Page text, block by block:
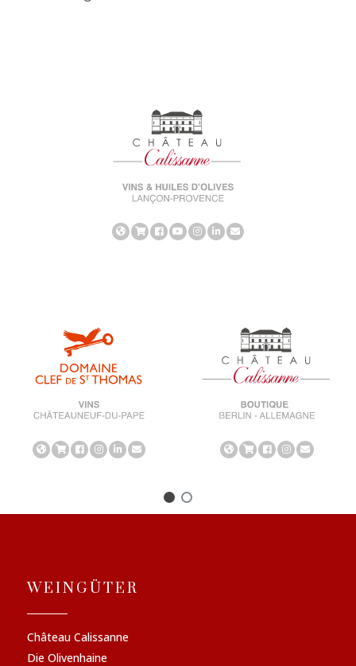
WEINGÜTER
Château Calissanne
Die Olivenhaine